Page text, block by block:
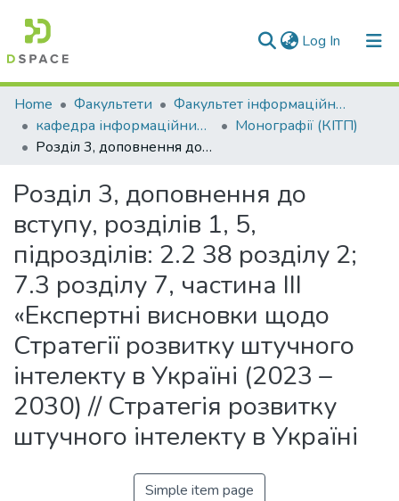
Log In (current)
Communities & Collections
All of DSpace
Home Факультети
Факультет інформаційних технологій та електроніки
кафедра інформаційних технологій та програмування
Монографії (КІТП)
Розділ 3, доповнення до вступу, розділів 1, 5, підрозділів: 2.2 38 розділу 2; 7.3 розділу 7, частина ІІІ «Експертні висновки щодо Стратегії розвитку штучного інтелекту в Україні (2023 – 2030) // Стратегія розвитку штучного інтелекту в Україні
Розділ 3, доповнення до
вступу, розділів 1, 5,
підрозділів: 2.2 38 розділу 2;
7.3 розділу 7, частина ІІІ
«Експертні висновки щодо
Стратегії розвитку штучного
інтелекту в Україні (2023 –
2030) // Стратегія розвитку
штучного інтелекту в Україні
Simple item page